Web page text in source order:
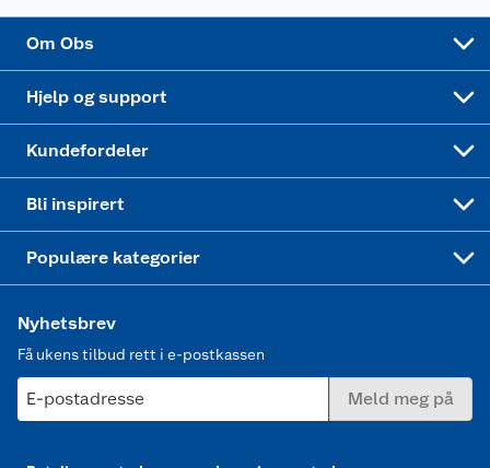
Om Obs
Hjelp og support
Kundefordeler
Bli inspirert
Populære kategorier
Nyhetsbrev
Få ukens tilbud rett i e-postkassen
E-postadresse Meld meg på